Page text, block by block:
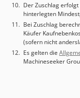
Der Zuschlag
hinterlegten
Bei Zuschlag
Käufer
(sofern nicht
Es gelten die
Machineseeker